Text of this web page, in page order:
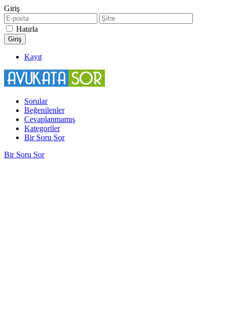
Giriş
Hatırla
Kayıt
Sorular
Beğenilenler
Cevaplanmamış
Kategoriler
Bir Soru Sor
Bir Soru Sor